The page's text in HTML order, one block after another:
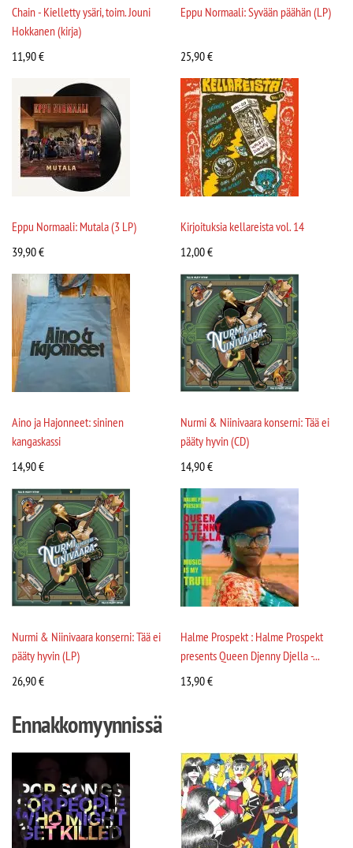
Chain - Kielletty ysäri, toim. Jouni
Hokkanen (kirja)
11,90€
Eppu Normaali: Syvään päähän (LP)
25,90€
Eppu Normaali: Mutala (3 LP)
39,90€
Kirjoituksia kellareista vol. 14
12,00€
Aino ja Hajonneet: sininen
kangaskassi
14,90€
Nurmi & Niinivaara konserni: Tää ei
pääty hyvin (CD)
14,90€
Nurmi & Niinivaara konserni: Tää ei
pääty hyvin (LP)
26,90€
Halme Prospekt : Halme Prospekt
presents Queen Djenny Djella -...
13,90€
Ennakkomyynnissä